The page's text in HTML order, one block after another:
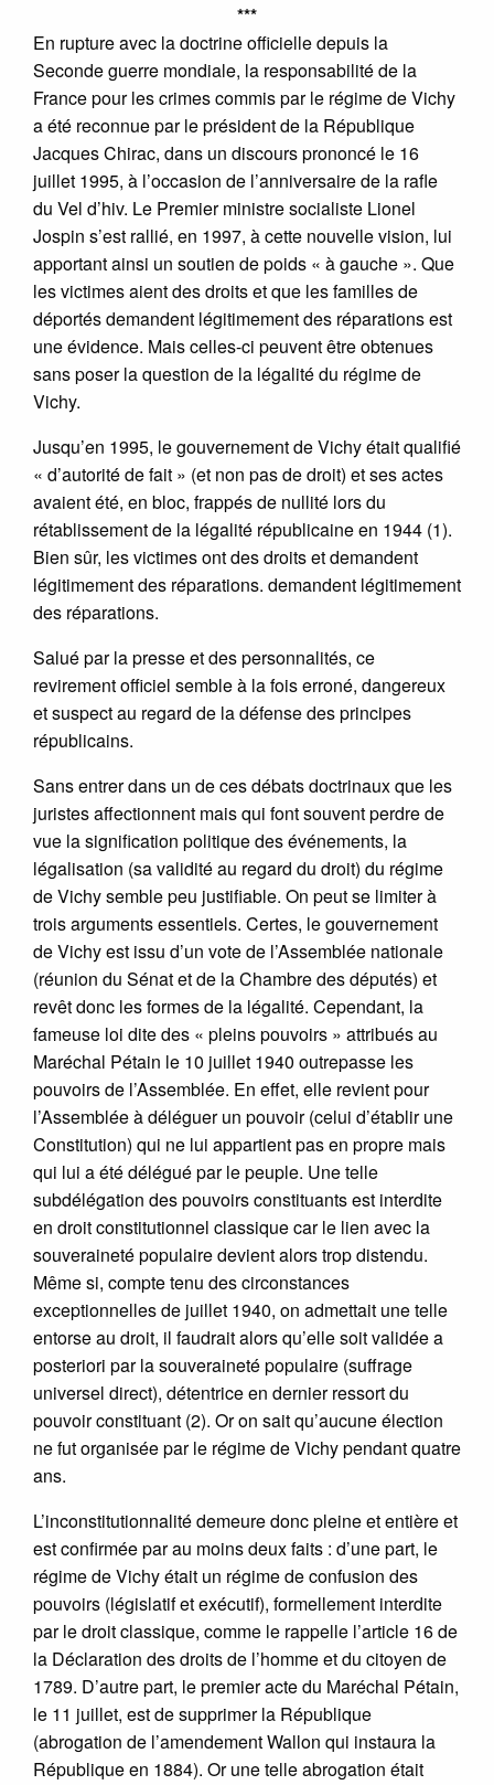
***
En rupture avec la doctrine officielle depuis la
Seconde guerre mondiale, la responsabilité de la
France pour les crimes commis par le régime de Vichy
a été reconnue par le président de la République
Jacques Chirac, dans un discours prononcé le 16
juillet 1995, à l’occasion de l’anniversaire de la rafle
du Vel d’hiv. Le Premier ministre socialiste Lionel
Jospin s’est rallié, en 1997, à cette nouvelle vision, lui
apportant ainsi un soutien de poids « à gauche ». Que
les victimes aient des droits et que les familles de
déportés demandent légitimement des réparations est
une évidence. Mais celles-ci peuvent être obtenues
sans poser la question de la légalité du régime de
Vichy.
Jusqu’en 1995, le gouvernement de Vichy était qualifié
« d’autorité de fait » (et non pas de droit) et ses actes
avaient été, en bloc, frappés de nullité lors du
rétablissement de la légalité républicaine en 1944 (1).
Bien sûr, les victimes ont des droits et demandent
légitimement des réparations. demandent légitimement
des réparations.
Salué par la presse et des personnalités, ce
revirement officiel semble à la fois erroné, dangereux
et suspect au regard de la défense des principes
républicains.
Sans entrer dans un de ces débats doctrinaux que les
juristes affectionnent mais qui font souvent perdre de
vue la signification politique des événements, la
légalisation (sa validité au regard du droit) du régime
de Vichy semble peu justifiable. On peut se limiter à
trois arguments essentiels. Certes, le gouvernement
de Vichy est issu d’un vote de l’Assemblée nationale
(réunion du Sénat et de la Chambre des députés) et
revêt donc les formes de la légalité. Cependant, la
fameuse loi dite des « pleins pouvoirs » attribués au
Maréchal Pétain le 10 juillet 1940 outrepasse les
pouvoirs de l’Assemblée. En effet, elle revient pour
l’Assemblée à déléguer un pouvoir (celui d’établir une
Constitution) qui ne lui appartient pas en propre mais
qui lui a été délégué par le peuple. Une telle
subdélégation des pouvoirs constituants est interdite
en droit constitutionnel classique car le lien avec la
souveraineté populaire devient alors trop distendu.
Même si, compte tenu des circonstances
exceptionnelles de juillet 1940, on admettait une telle
entorse au droit, il faudrait alors qu’elle soit validée a
posteriori par la souveraineté populaire (suffrage
universel direct), détentrice en dernier ressort du
pouvoir constituant (2). Or on sait qu’aucune élection
ne fut organisée par le régime de Vichy pendant quatre
ans.
L’inconstitutionnalité demeure donc pleine et entière et
est confirmée par au moins deux faits : d’une part, le
régime de Vichy était un régime de confusion des
pouvoirs (législatif et exécutif), formellement interdite
par le droit classique, comme le rappelle l’article 16 de
la Déclaration des droits de l’homme et du citoyen de
1789. D’autre part, le premier acte du Maréchal Pétain,
le 11 juillet, est de supprimer la République
(abrogation de l’amendement Wallon qui instaura la
République en 1884). Or une telle abrogation était